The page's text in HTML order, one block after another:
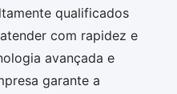
qualificados
com rapidez e
avançada e
garante a